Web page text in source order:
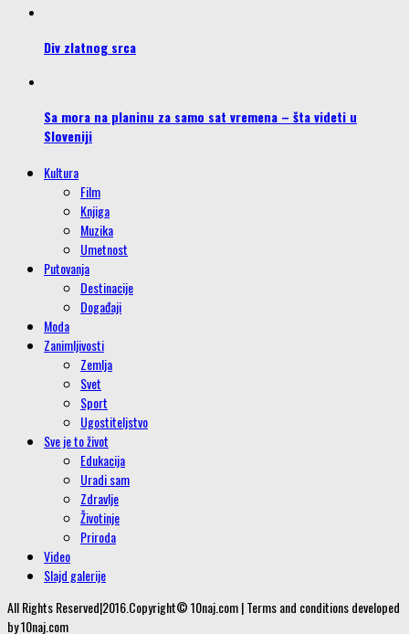
Div zlatnog srca
Sa mora na planinu za samo sat vremena – šta videti u
Sloveniji
Kultura
Film
Knjiga
Muzika
Umetnost
Putovanja
Destinacije
Događaji
Moda
Zanimljivosti
Zemlja
Svet
Sport
Ugostiteljstvo
Sve je to život
Edukacija
Uradi sam
Zdravlje
Životinje
Priroda
Video
Slajd galerije
All Rights Reserved|2016.Copyright© 10naj.com | Terms and conditions developed
by 10naj.com